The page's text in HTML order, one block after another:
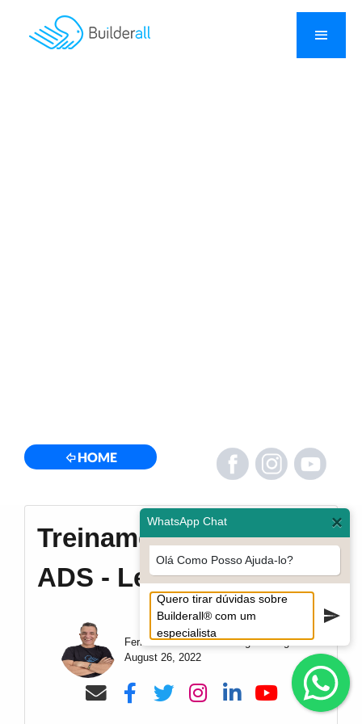
HOME
Treinamento Google
ADS - Leandro Dutra
Fernando de Moraes - Magnata Digital
August 26, 2022
WhatsApp Chat ×
Olá Como Posso Ajuda-lo?